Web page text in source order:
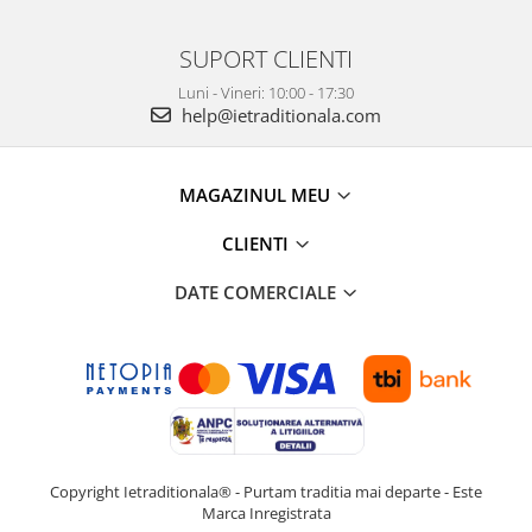
SUPORT CLIENTI
Luni - Vineri: 10:00 - 17:30
help@ietraditionala.com
MAGAZINUL MEU
CLIENTI
DATE COMERCIALE
Copyright Ietraditionala® - Purtam traditia mai departe - Este
Marca Inregistrata